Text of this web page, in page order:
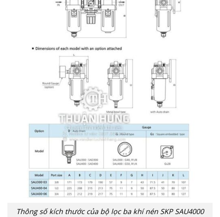
Thông số kích thước của bộ lọc ba khí nén SKP SAU4000